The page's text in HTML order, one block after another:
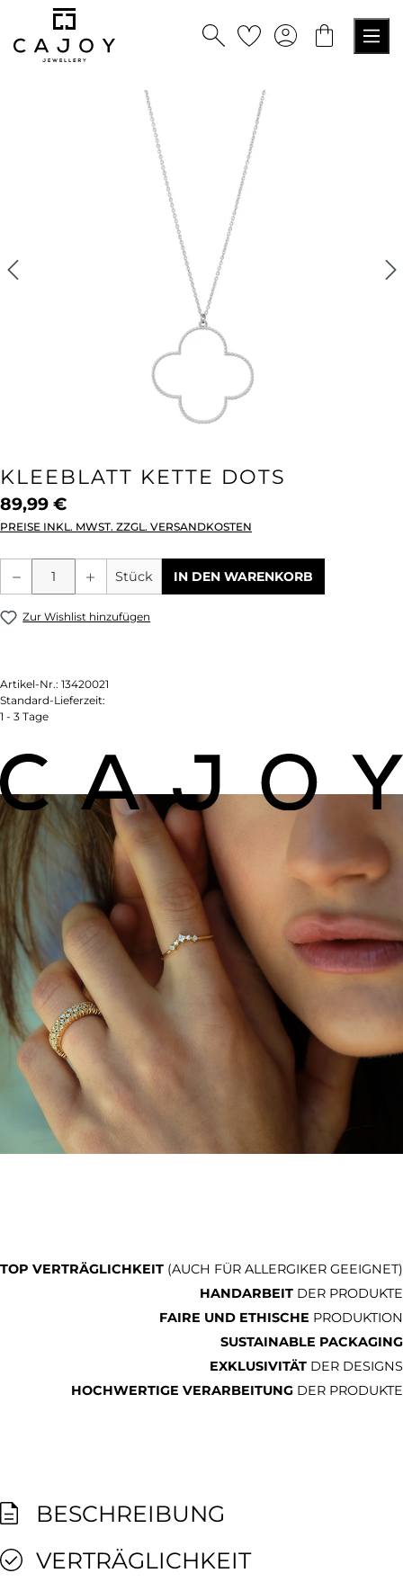
springen
KLEEBLATT KETTE DOTS
89,99 €
PREISE INKL. MWST. ZZGL. VERSANDKOSTEN
Produkt Anzahl: Gib den gewünschten
Stück IN DEN WARENKORB
Zur Wishlist hinzufügen
Artikel-Nr.: 13420021
Standard-Lieferzeit:
1 - 3 Tage
TOP VERTRÄGLICHKEIT (AUCH FÜR ALLERGIKER GEEIGNET)
HANDARBEIT DER PRODUKTE
FAIRE UND ETHISCHE PRODUKTION
SUSTAINABLE PACKAGING
EXKLUSIVITÄT DER DESIGNS
HOCHWERTIGE VERARBEITUNG DER PRODUKTE
BESCHREIBUNG
VERTRÄGLICHKEIT